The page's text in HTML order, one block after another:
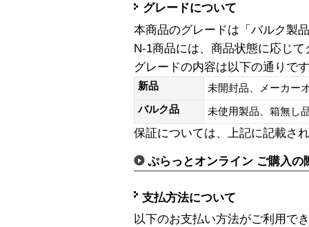
グレードについて
本商品のグレードは「バルク製
N-1商品には、商品状態に応じ
グレードの内容は以下の通りで
新品
未開封品、メーカー
バルク品
未使用製品、箱無
保証については、上記に記載さ
ぷらっとオンライン ご購入の
支払方法について
以下のお支払い方法がご利用で